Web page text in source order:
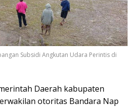
Subsidi Angkutan Udara Perintis di
Daerah kabupaten
otoritas Bandara Nap